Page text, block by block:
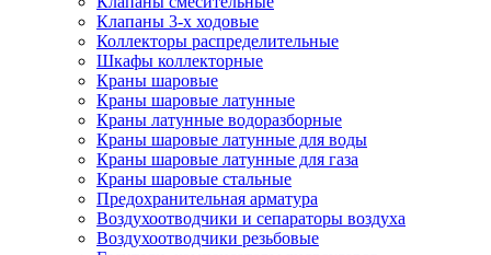
Клапаны 3-х ходовые
Коллекторы распределительные
Шкафы коллекторные
Краны шаровые
Краны шаровые латунные
Краны латунные водоразборные
Краны шаровые латунные для воды
Краны шаровые латунные для газа
Краны шаровые стальные
Предохранительная арматура
Воздухоотводчики и сепараторы воздуха
Воздухоотводчики резьбовые